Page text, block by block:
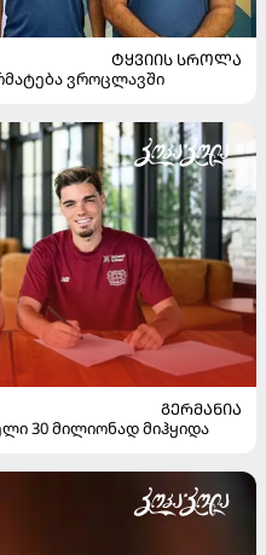
ᲢᲧᲕᲘᲘᲡ ᲡᲠᲝᲚᲐ
ვროცლავში
ᲒᲔᲠᲛᲐᲜᲘᲐ
30 მილიონად მიჰყიდა